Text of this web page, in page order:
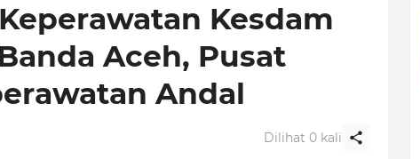
Kesdam
Aceh, Pusat
Andal
Dilihat 0kali